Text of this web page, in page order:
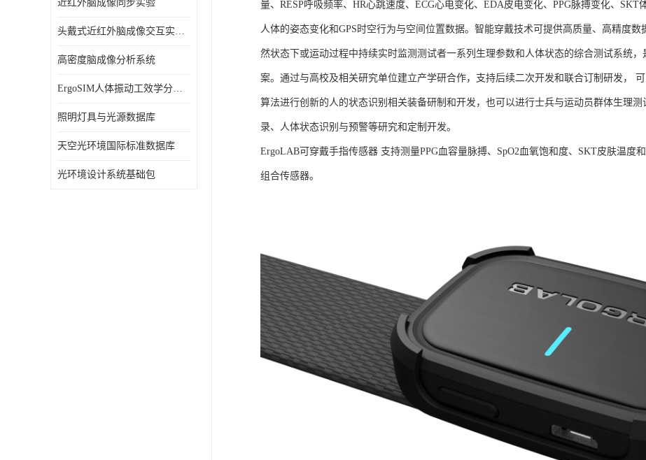
近红外脑成像同步实验
头戴式近红外脑成像交互实验室
高密度脑成像分析系统
ErgoSIM人体振动工效学分析系统
照明灯具与光源数据库
天空光环境国际标准数据库
光环境设计系统基础包
量、RESP呼吸频率、HR心跳速度、ECG心电变化、EDA皮电变化、PPG脉搏变化、
人体的姿态变化和GPS时空行为与空间位置数据。智能穿戴技术可提供高质量、高精度
然状态下或运动过程中持续实时监测测试者一系列生理参数和人体状态的综合测试系统
案。通过与高校及相关研究单位建立产学研合作，支持后续二次开发和联合订制研发，
算法进行创新的人的状态识别相关装备研制和开发，也可以进行士兵与运动员群体生理
录、人体状态识别与预警等研究和定制开发。
ErgoLAB可穿戴手指传感器 支持测量PPG血容量脉搏、SpO2血氧饱和度、SKT皮肤温度
组合传感器。